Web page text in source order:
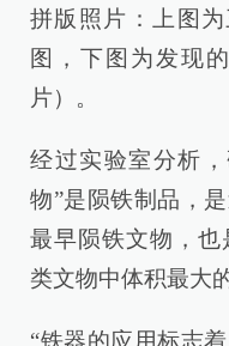
拼版照片：上图
图，下图为发现
片）。
经过实验室分析
物”是陨铁制品，
最早陨铁文物，也
类文物中体积最大